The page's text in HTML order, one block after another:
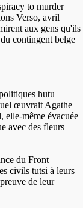
to murder
Verso, avril
aux gens qu'ils
contingent belge
hutu
œuvrait Agathe
elle-même évacuée
avec des fleurs
du Front
civils tutsi à leurs
de leur